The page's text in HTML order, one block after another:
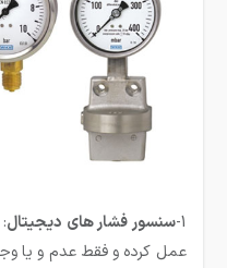
1- سنسور فشار های دیجیتال
عمل کرده و فقط عدم و یا